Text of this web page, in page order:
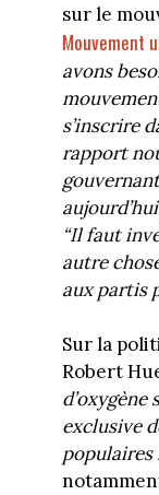
sur le
Mouvement
avons
s’inscrire
rapport
“Il faut
autre
aux partis
Sur la
Robert
exclusive
populaires